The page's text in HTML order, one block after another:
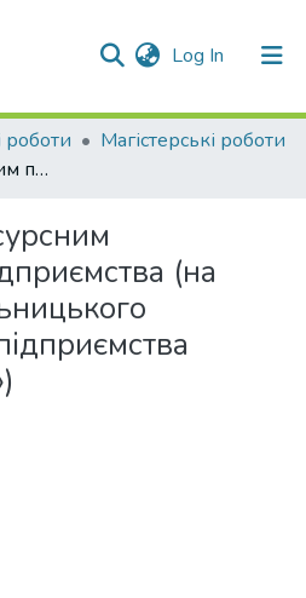
Log In (current)
роботи
Магістерські роботи
Управління ресурсним потенціалом підприємства (на прикладі Хмельницького комунального підприємства «Електротранс»)
(на